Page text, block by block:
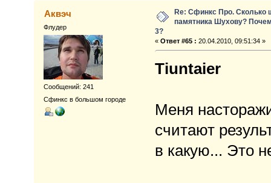
Аквэч
Флудер
Сообщений: 241
Сфинкс в большом городе
Re: Сфинкс Про. Сколько
памятника Шухову?
3?
« Ответ #65 : 20.04.2010, 09:51:34 »
Tiuntaier
Меня
считают
в какую... Это